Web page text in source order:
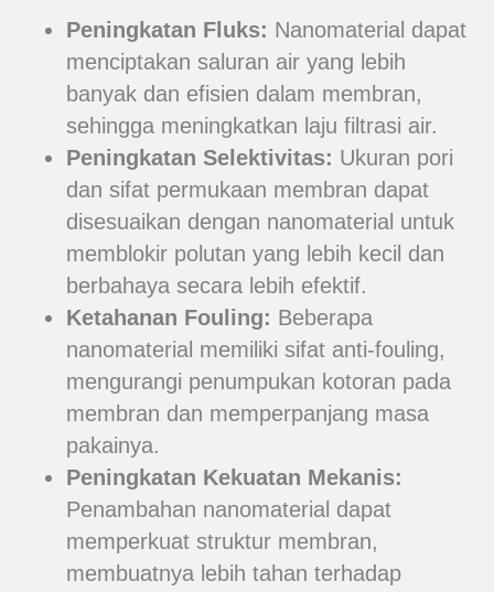
Peningkatan Fluks: Nanomaterial dapat
menciptakan saluran air yang lebih
banyak dan efisien dalam membran,
sehingga meningkatkan laju filtrasi air.
Peningkatan Selektivitas: Ukuran pori
dan sifat permukaan membran dapat
disesuaikan dengan nanomaterial untuk
memblokir polutan yang lebih kecil dan
berbahaya secara lebih efektif.
Ketahanan Fouling: Beberapa
nanomaterial memiliki sifat anti-fouling,
mengurangi penumpukan kotoran pada
membran dan memperpanjang masa
pakainya.
Peningkatan Kekuatan Mekanis:
Penambahan nanomaterial dapat
memperkuat struktur membran,
membuatnya lebih tahan terhadap